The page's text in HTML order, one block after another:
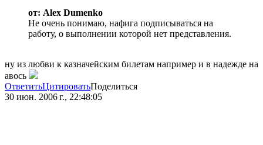
от: Alex Dumenko
Не очень понимаю, нафига подписываться на
работу, о выполнении которой нет представления.
ну из любви к казначейским билетам например и в надежде на
авось
ОтветитьЦитироватьПоделиться
30 июн. 2006 г., 22:48:05